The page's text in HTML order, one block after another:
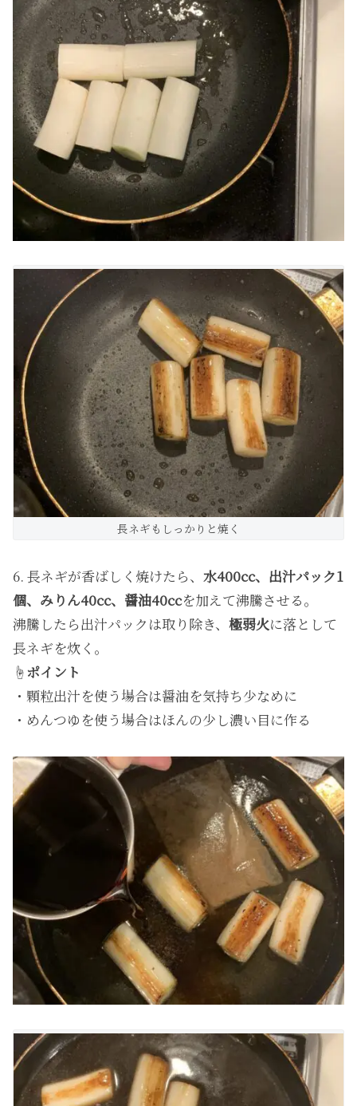
長ネギもしっかりと焼く
6. 長ネギが香ばしく焼けたら、 水400cc、出汁パック1
個、みりん40cc、醤油40ccを加えて沸騰させる。
沸騰したら出汁パックは取り除き、 極弱火に落として
長ネギを炊く。
☝️ ポイント
・顆粒出汁を使う場合は醤油を気持ち少なめに
・めんつゆを使う場合はほんの少し濃い目に作る